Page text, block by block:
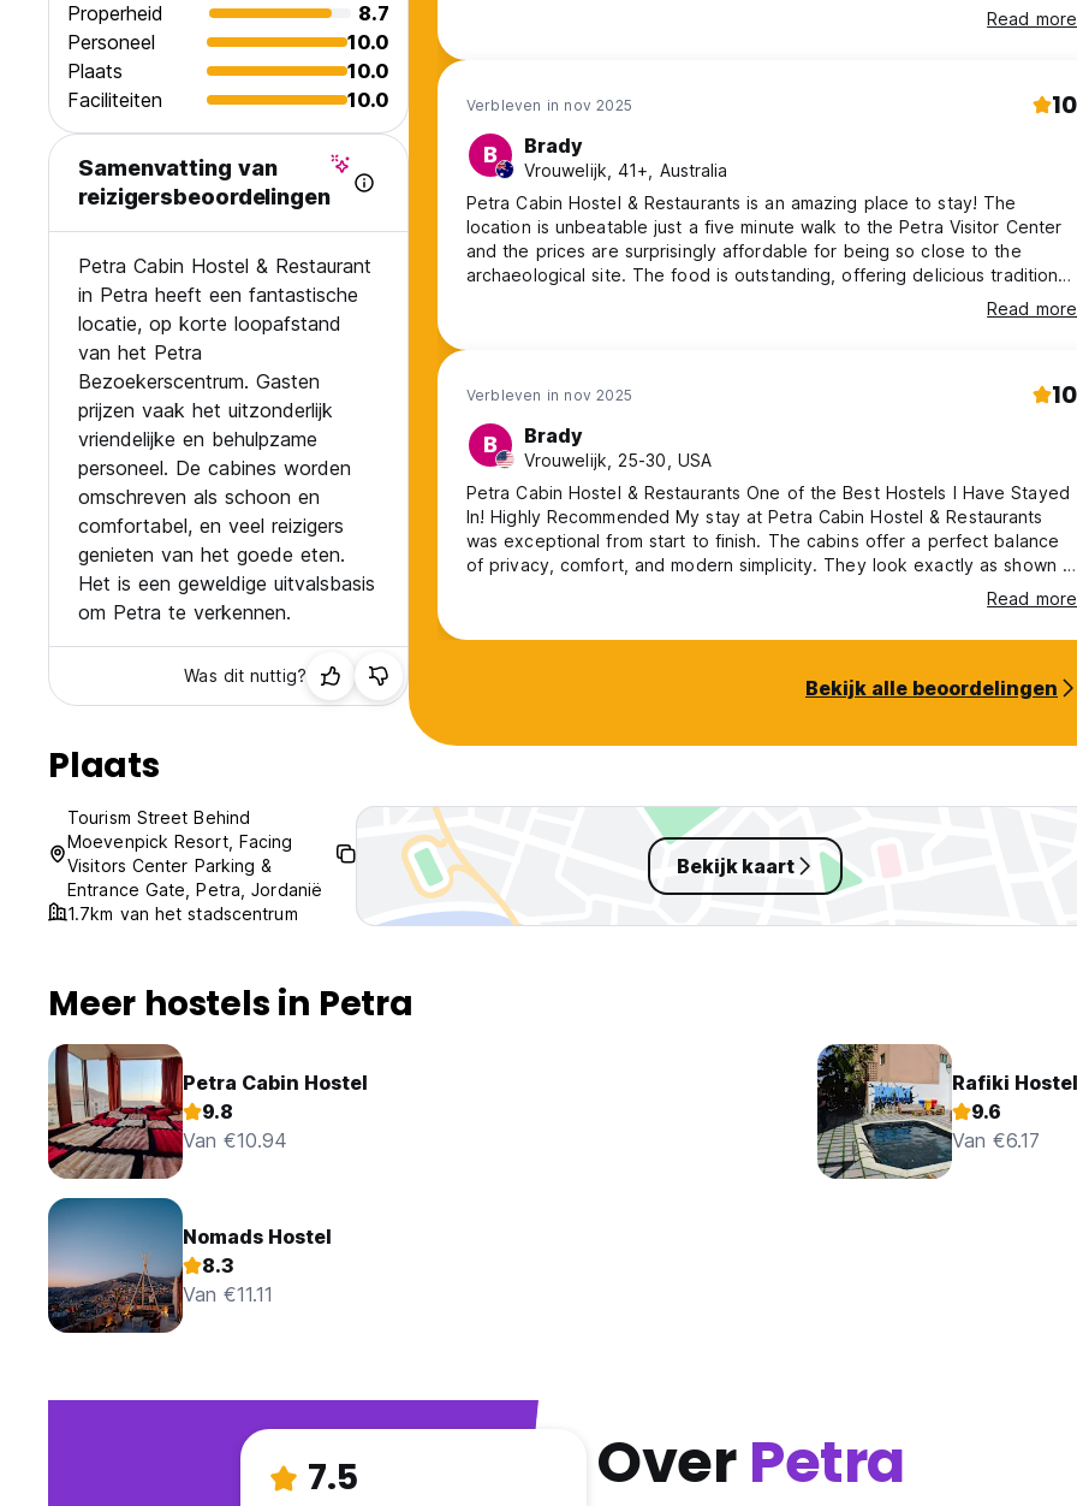
Properheid
8.7
Personeel
10.0
Plaats
10.0
Faciliteiten
10.0
Samenvatting van
reizigersbeoordelingen
Petra Cabin Hostel & Restaurant
in Petra heeft een fantastische
locatie, op korte loopafstand
van het Petra
Bezoekerscentrum. Gasten
prijzen vaak het uitzonderlijk
vriendelijke en behulpzame
personeel. De cabines worden
omschreven als schoon en
comfortabel, en veel reizigers
genieten van het goede eten.
Het is een geweldige uitvalsbasis
om Petra te verkennen.
Was dit nuttig?
Read more
Verbleven in nov 2025 10
B Brady
Vrouwelijk, 41+, Australia
Petra Cabin Hostel & Restaurants is an amazing place to stay! The
location is unbeatable just a five minute walk to the Petra Visitor Center
and the prices are surprisingly affordable for being so close to the
archaeological site. The food is outstanding, offering delicious traditional
Jordanian meals at very competitive prices. The staff are incredibly
friendly and always ready to help. The hostel also provides fantastic
Read more
Verbleven in nov 2025 10
B Brady
Vrouwelijk, 25-30, USA
Petra Cabin Hostel & Restaurants One of the Best Hostels I Have Stayed
In! Highly Recommended My stay at Petra Cabin Hostel & Restaurants
was exceptional from start to finish. The cabins offer a perfect balance
of privacy, comfort, and modern simplicity. They look exactly as shown in
the photos clean, cozy, and well-designed. The beds are comfortable,
and the cabins are equipped with both heating and cooling systems
operating 24/7, which makes the stay pleasant in both summer and
Read more
Bekijk alle beoordelingen
Plaats
Tourism Street Behind
Moevenpick Resort, Facing
Visitors Center Parking &
Entrance Gate, Petra, Jordanië
1.7km van het stadscentrum
Bekijk kaart
Meer hostels in Petra
Petra Cabin Hostel
9.8
Van €10.94
Rafiki Hostel
9.6
Van €6.17
Nomads Hostel
8.3
Van €11.11
7.5 OverPetra